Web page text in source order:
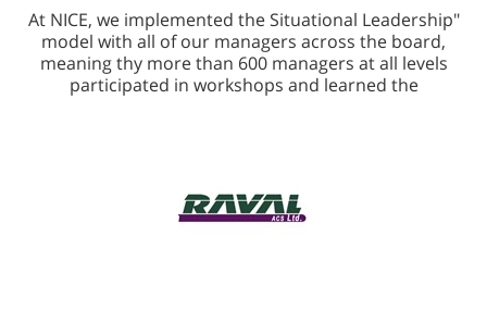
"At NICE, we implemented the Situational Leadership
model with all of our managers across the board,
meaning thy more than 600 managers at all levels
participated in workshops and learned the